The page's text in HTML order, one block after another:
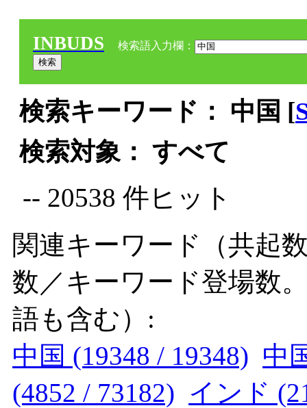
INBUDS 検索語入力欄：
検索キーワード： 中国 [
検索対象： すべて
-- 20538 件ヒット
関連キーワード（共起
数／キーワード登場数
語も含む）:
中国 (19348 / 19348) 中
(4852 / 73182) インド